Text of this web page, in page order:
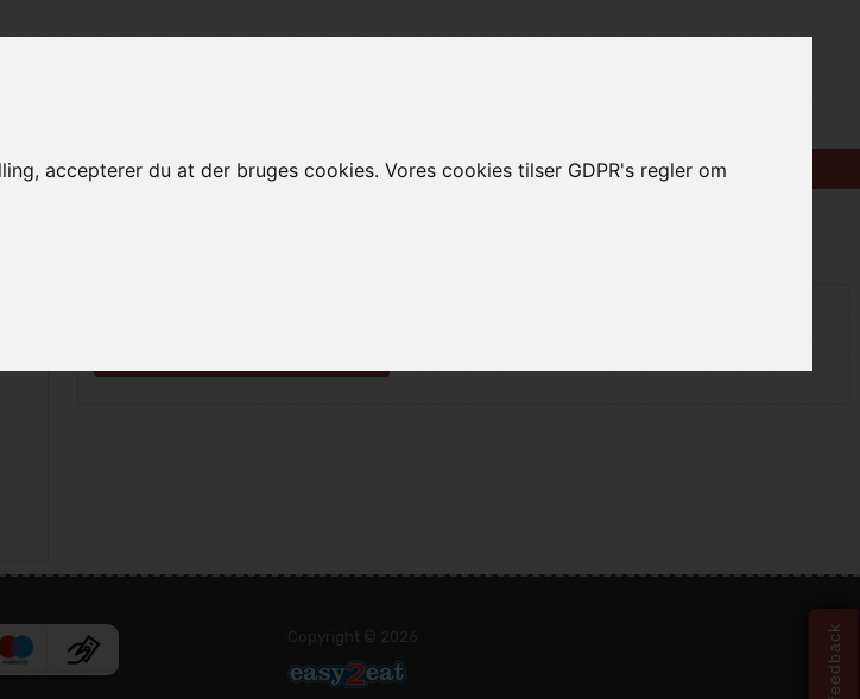
accepterer du at der bruges cookies. Vores cookies tilser GDPR's regler om
feedback
| Restaurant info | Log Ind